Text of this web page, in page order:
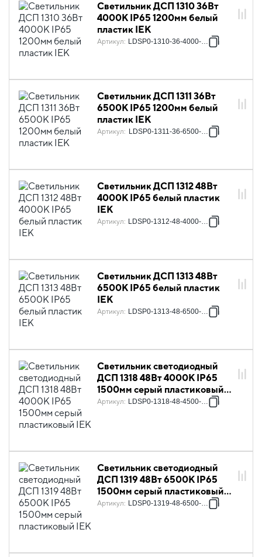
Светильник ДСП 1310 36Вт
4000К IP65 1200мм белый
пластик IEK
Артикул: LDSP0-1310-36-4000-K01
Светильник ДСП 1311 36Вт
6500К IP65 1200мм белый
пластик IEK
Артикул: LDSP0-1311-36-6500-K01
Светильник ДСП 1312 48Вт
4000К IP65 белый пластик
IEK
Артикул: LDSP0-1312-48-4000-K01
Светильник ДСП 1313 48Вт
6500К IP65 белый пластик
IEK
Артикул: LDSP0-1313-48-6500-K01
Светильник светодиодный
ДСП 1318 48Вт 4000К IP65
1500мм серый пластиковый
IEK
Артикул: LDSP0-1318-48-4500-K03
Светильник светодиодный
ДСП 1319 48Вт 6500К IP65
1500мм серый пластиковый
IEK
Артикул: LDSP0-1319-48-6500-K03